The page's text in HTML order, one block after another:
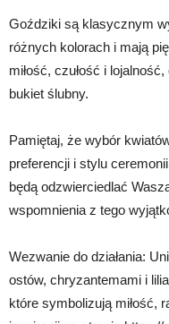
Goździki są klasycznym
różnych kolorach i mają
miłość, czułość i
bukiet ślubny.
Pamiętaj, że wybór
preferencji i stylu
będą odzwierciedlać
wspomnienia z tego
Wezwanie do działania:
ostów, chryzantemami i
które symbolizują miłość,